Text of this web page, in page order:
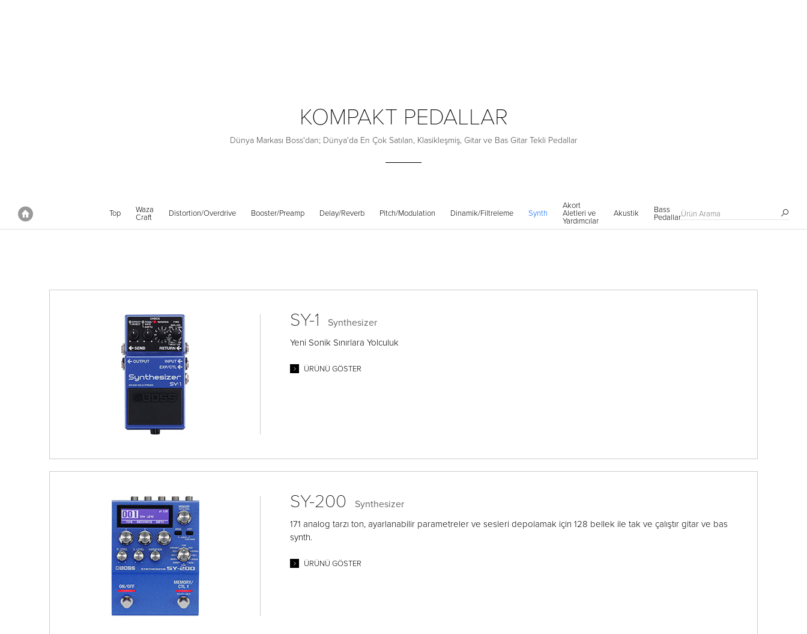
KOMPAKT PEDALLAR
Dünya Markası Boss'dan; Dünya'da En Çok Satılan, Klasikleşmiş, Gitar ve Bas Gitar Tekli Pedallar
Top
Waza
Craft
Distortion/Overdrive Booster/Preamp Delay/Reverb Pitch/Modulation Dinamik/Filtreleme Synth
Akort
Aletleri ve
Yardımcılar
Akustik
Bass
Pedalları
200
Serisi
Serisi
Diğerleri
SY-1 Synthesizer
Yeni Sonik Sınırlara Yolculuk
ÜRÜNÜ GÖSTER
SY-200 Synthesizer
171 analog tarzı ton, ayarlanabilir parametreler ve sesleri depolamak için 128 bellek ile tak ve çalıştır gitar ve bas
synth.
ÜRÜNÜ GÖSTER